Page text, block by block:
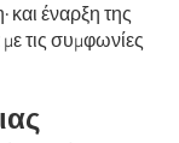
και έναρξη της
τις συμφωνίες